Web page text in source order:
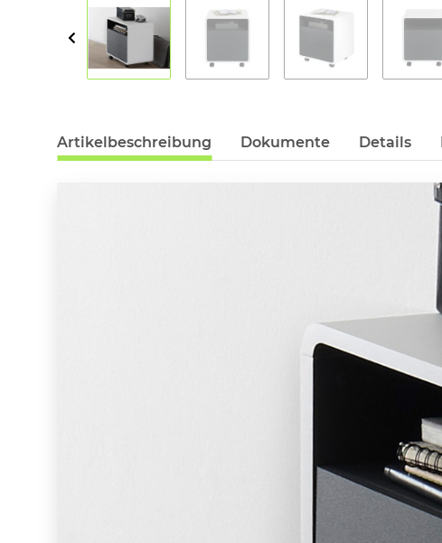
Artikelbeschreibung Dokumente Details